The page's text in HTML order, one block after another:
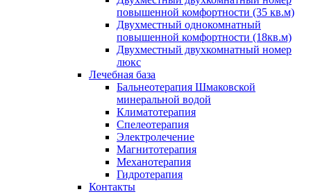
повышенной комфортности (35 кв.м)
Двухместный однокомнатный
повышенной комфортности (18кв.м)
Двухместный двухкомнатный номер
люкс
Лечебная база
Бальнеотерапия Шмаковской
минеральной водой
Климатотерапия
Спелеотерапия
Электролечение
Магнитотерапия
Механотерапия
Гидротерапия
Контакты